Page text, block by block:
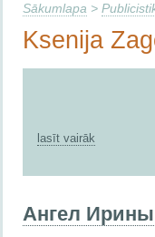
Sākumlapa >
Ksenija
lasīt vairāk
Ангел